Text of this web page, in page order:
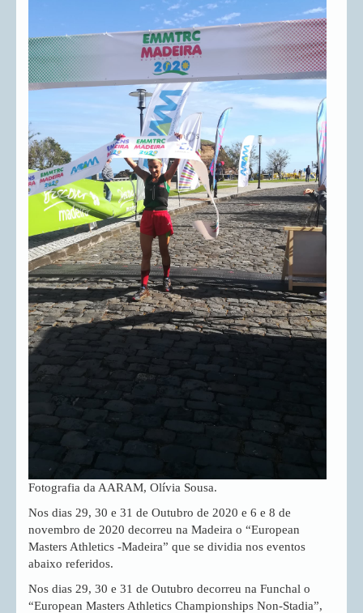
Fotografia da AARAM, Olívia Sousa.
Nos dias 29, 30 e 31 de Outubro de 2020 e 6 e 8 de
novembro de 2020 decorreu na Madeira o “European
Masters Athletics -Madeira” que se dividia nos eventos
abaixo referidos.
Nos dias 29, 30 e 31 de Outubro decorreu na Funchal o
“European Masters Athletics Championships Non-Stadia”,